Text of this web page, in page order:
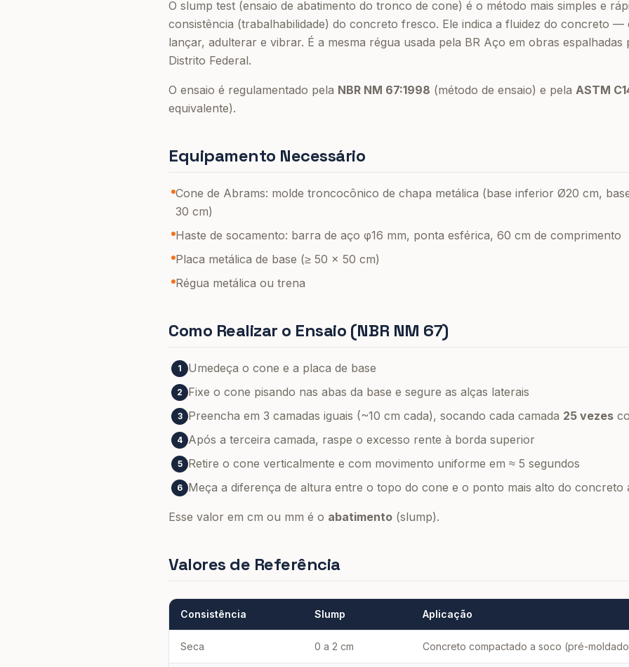
O slump test (ensaio de abatimento do tronco de cone) é o método mais simples e
consistência (trabalhabilidade) do concreto fresco. Ele indica a fluidez do concreto —
lançar, adulterar e vibrar. É a mesma régua usada pela BR Aço em obras espalhadas
Distrito Federal.
O ensaio é regulamentado pela NBR NM 67:1998 (método de ensaio) e pela ASTM
equivalente).
Equipamento Necessário
Cone de Abrams: molde troncocônico de chapa metálica (base inferior Ø20 cm,
30 cm)
Haste de socamento: barra de aço φ16 mm, ponta esférica, 60 cm de comprimento
Placa metálica de base (≥ 50 × 50 cm)
Régua metálica ou trena
Como Realizar o Ensaio (NBR NM 67)
1 Umedeça o cone e a placa de base
2 Fixe o cone pisando nas abas da base e segure as alças laterais
3 Preencha em 3 camadas iguais (~10 cm cada), socando cada camada 25 vezes
4 Após a terceira camada, raspe o excesso rente à borda superior
5 Retire o cone verticalmente e com movimento uniforme em ≈ 5 segundos
6 Meça a diferença de altura entre o topo do cone e o ponto mais alto do concreto
Esse valor em cm ou mm é o abatimento (slump).
Valores de Referência
Consistência Slump Aplicação
Seca 0 a 2 cm Concreto compactado a soco (pré-